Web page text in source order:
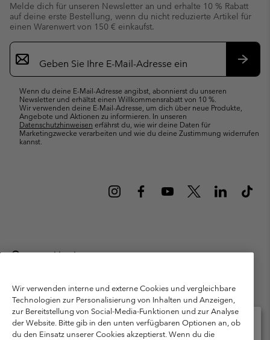
Melde dich für unseren Newsletter an und erhalte 10 % Rabatt
auf deine erste Bestellung, wenn du nicht reduzierte Artikel für
einen Warenwert von 150 € einkaufst.
Newsletter-
Anmeldung
Wenn du deine E-Mail-Adresse angibst, abonnierst du unseren
Newsletter und erhältst einen Willkommensrabatt von 10 %.
Wir verwenden deine E-Mail-Adresse, um dich über neue Produkte,
Angebote und Aktionen zu informieren. In unseren
Datenschutzhinweisen erfährst du, wie wir deine Daten für
Marketingzwecke verarbeiten und wie du deine Zustimmung widerrufen
kannst.
Deutschland
München Deutschland. Alle Rechte vorbehalten.
Nutzungsbedingungen
Allgemeine Verkaufsbedingungen
Garantie
Datenschutzerklärung
Wir verwenden interne und externe Cookies und vergleichbare
Technologien zur Personalisierung von Inhalten und Anzeigen,
zur Bereitstellung von Social-Media-Funktionen und zur Analyse
der Website. Bitte gib in den unten verfügbaren Optionen an, ob
du den Einsatz unserer Cookies akzeptierst. Wenn du die